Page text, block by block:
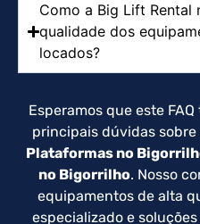
Como a Big Lift Rental
qualidade dos
locados?
Esperamos que este
principais dúvidas
Plataformas no
no Bigorrilho. Nosso
equipamentos de alta
especializado e